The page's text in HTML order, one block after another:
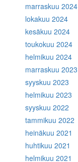
marraskuu 2024
lokakuu 2024
kesäkuu 2024
toukokuu 2024
helmikuu 2024
marraskuu 2023
syyskuu 2023
helmikuu 2023
syyskuu 2022
tammikuu 2022
heinäkuu 2021
huhtikuu 2021
helmikuu 2021